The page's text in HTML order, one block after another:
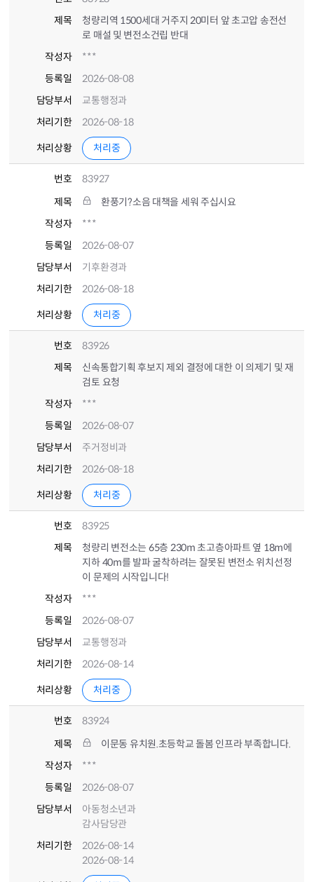
제목
청량리역 1500세대 거주지 20미터 앞 초고압 송전선
로 매설 및 변전소건립 반대
작성자
***
등록일
2026-08-08
담당부서
교통행정과
처리기한
2026-08-18
처리상황 처리중
번호
83927
제목
환풍기?소음 대책을 세워 주십시요
작성자
***
등록일
2026-08-07
담당부서
기후환경과
처리기한
2026-08-18
처리상황 처리중
번호
83926
제목
신속통합기획 후보지 제외 결정에 대한 이 의제기 및 재
검토 요청
작성자
***
등록일
2026-08-07
담당부서
주거정비과
처리기한
2026-08-18
처리상황 처리중
번호
83925
제목
청량리 변전소는 65층 230m 초고층아파트 옆 18m에
지하 40m를 발파 굴착하려는 잘못된 변전소 위치선정
이 문제의 시작입니다!
작성자
***
등록일
2026-08-07
담당부서
교통행정과
처리기한
2026-08-14
처리상황 처리중
번호
83924
제목
이문동 유치원.초등학교 돌봄 인프라 부족합니다.
작성자
***
등록일
2026-08-07
담당부서
아동청소년과
감사담당관
처리기한
2026-08-14
2026-08-14